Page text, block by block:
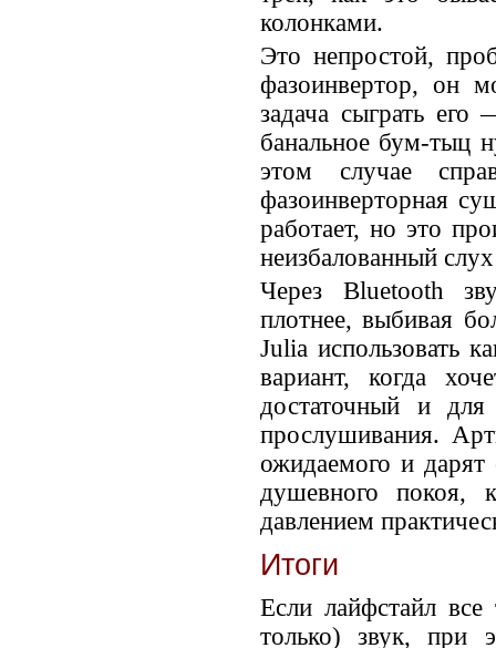
колонками.
Это непростой,
фазоинвертор, он
задача сыграть
банальное бум-тыц
этом случае
фазоинверторная
работает, но это
неизбалованный
Через Bluetooth
плотнее, выбивая
Julia использовать
вариант, когда
достаточный и для
прослушивания.
ожидаемого и
душевного покоя,
давлением
Итоги
Если лайфстайл
только) звук, при